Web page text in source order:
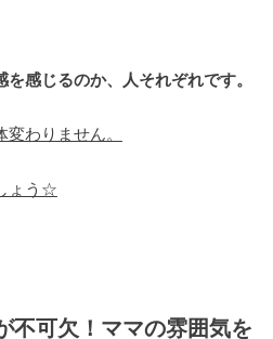
感じるのか、人それぞれです。
わりません。
ょう☆
不可欠！ママの雰囲気を